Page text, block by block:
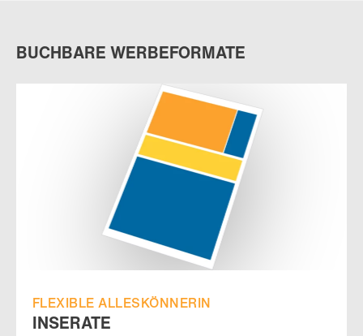
BUCHBARE WERBEFORMATE
FLEXIBLE ALLESKÖNNERIN
INSERATE